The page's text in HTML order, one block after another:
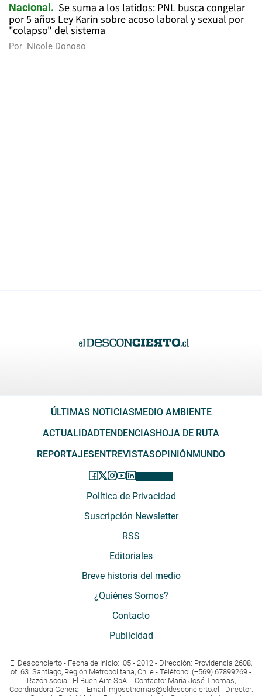
Nacional
Se suma a los latidos: PNL busca congelar
por 5 años Ley Karin sobre acoso laboral y sexual por
"colapso" del sistema
Por Nicole Donoso
ÚLTIMAS NOTICIASMEDIO AMBIENTE
ACTUALIDADTENDENCIASHOJA DE RUTA
REPORTAJESENTREVISTASOPINIÓNMUNDO
Política de Privacidad
Suscripción Newsletter
RSS
Editoriales
Breve historia del medio
¿Quiénes Somos?
Contacto
Publicidad
El Desconcierto - Fecha de Inicio: 05 - 2012 - Dirección: Providencia 2608,
of. 63. Santiago, Región Metropolitana, Chile - Teléfono: (+569) 67899269 -
Razón social: El Buen Aire SpA. - Contacto: María José Thomas,
Coordinadora General - Email: mjosethomas@eldesconcierto.cl - Director: